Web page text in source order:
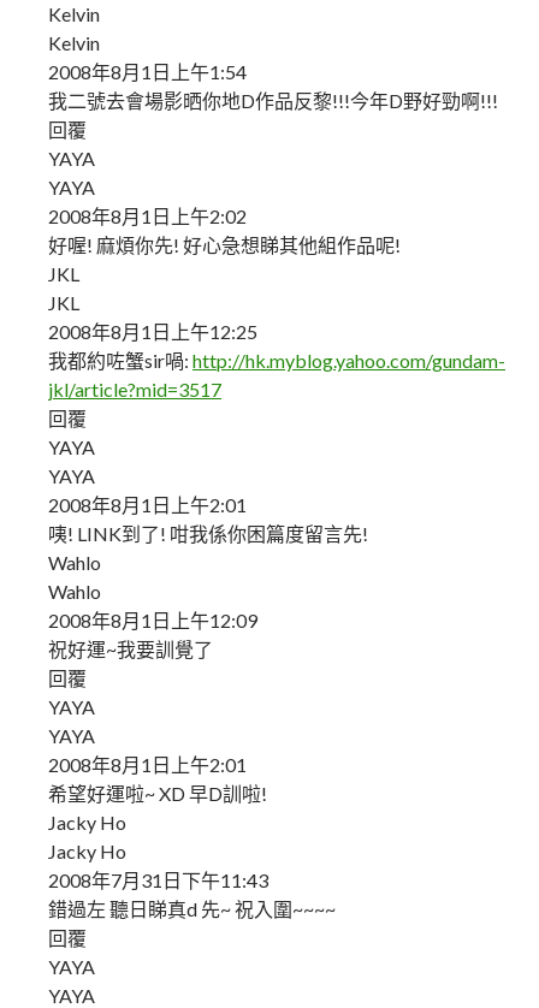
Kelvin
Kelvin
2008年8月1日上午1:54
我二號去會場影晒你地D作品反黎!!!今年D野好勁啊!!!
回覆
YAYA
YAYA
2008年8月1日上午2:02
好喔! 麻煩你先! 好心急想睇其他組作品呢!
JKL
JKL
2008年8月1日上午12:25
我都約咗蟹sir喎: http://hk.myblog.yahoo.com/gundam-
jkl/article?mid=3517
回覆
YAYA
YAYA
2008年8月1日上午2:01
咦! LINK到了! 咁我係你困篇度留言先!
Wahlo
Wahlo
2008年8月1日上午12:09
祝好運~我要訓覺了
回覆
YAYA
YAYA
2008年8月1日上午2:01
希望好運啦~ XD 早D訓啦!
Jacky Ho
Jacky Ho
2008年7月31日下午11:43
錯過左 聽日睇真d 先~ 祝入圍~~~~
回覆
YAYA
YAYA